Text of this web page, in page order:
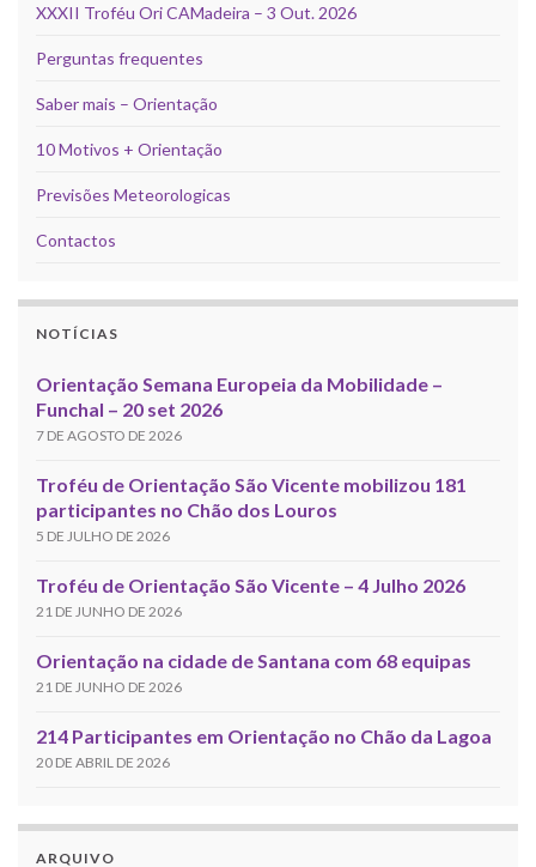
XXXII Troféu Ori CAMadeira – 3 Out. 2026
Perguntas frequentes
Saber mais – Orientação
10 Motivos + Orientação
Previsões Meteorologicas
Contactos
NOTÍCIAS
Orientação Semana Europeia da Mobilidade –
Funchal – 20 set 2026
7 DE AGOSTO DE 2026
Troféu de Orientação São Vicente mobilizou 181
participantes no Chão dos Louros
5 DE JULHO DE 2026
Troféu de Orientação São Vicente – 4 Julho 2026
21 DE JUNHO DE 2026
Orientação na cidade de Santana com 68 equipas
21 DE JUNHO DE 2026
214 Participantes em Orientação no Chão da Lagoa
20 DE ABRIL DE 2026
ARQUIVO